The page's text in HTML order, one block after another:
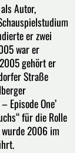
Autor,
er zwei
war er
gehört er
Straße
Episode One’
für die Rolle
wurde 2006 im